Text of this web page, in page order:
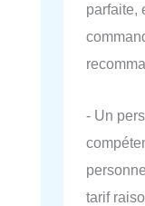
parfaite,
- Un
tarif